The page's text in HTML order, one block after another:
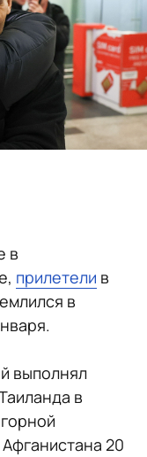
в
прилетели в
в
выполнял
в
20